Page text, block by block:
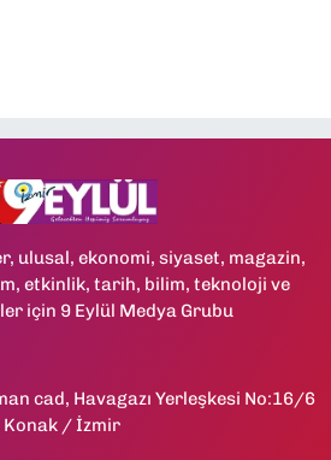
ulusal, ekonomi, siyaset, magazin,
etkinlik, tarih, bilim, teknoloji ve
için 9 Eylül Medya Grubu
cad, Havagazı Yerleşkesi No:16/6
Konak / İzmir